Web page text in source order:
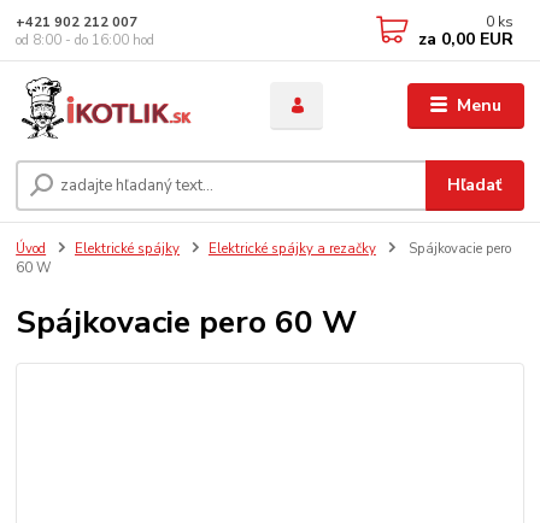
Menu
Hľadať
+421 902 212 007
od 8:00 - do 16:00 hod
0 ks
za 0,00 EUR
Úvod Elektrické spájky Elektrické spájky a rezačky
Spájkovacie pero
60 W
Spájkovacie pero 60 W